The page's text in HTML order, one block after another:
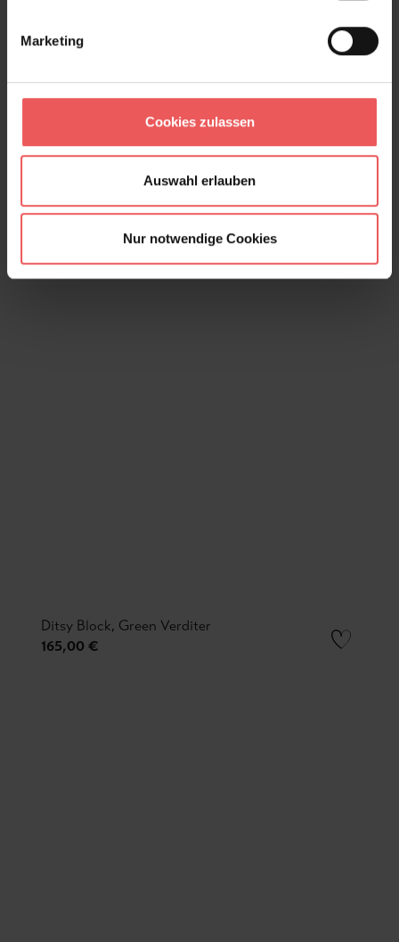
Marketing
Cookies zulassen
Auswahl erlauben
Nur notwendige Cookies
Ditsy Block, Green Verditer
165,00 €